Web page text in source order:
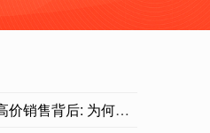
背后: 为何会有价差?